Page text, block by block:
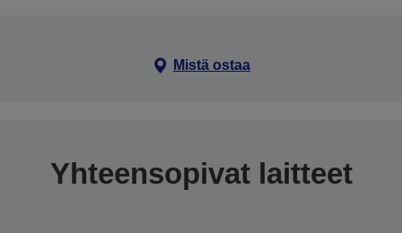
Mistä ostaa
Yhteensopivat laitteet